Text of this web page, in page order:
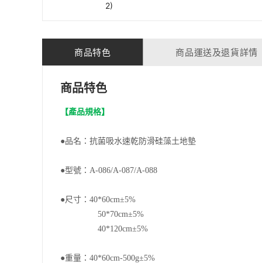
2)
商品特色 商品運送及退貨詳情
商品特色
【產品規格】
●品名：抗菌吸水速乾防滑硅藻土地墊
●型號： A-086/A-087/A-088
●尺寸： 40*60cm±5%
50*70cm±5%
40*120cm±5%
●重量： 40*60cm-500g±5%